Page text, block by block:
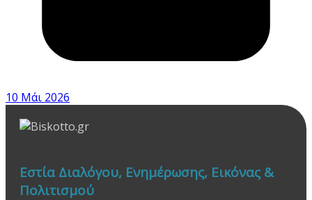
10 Μάι 2026
Εστία Διαλόγου, Ενημέρωσης, Εικόνας &
Πολιτισμού